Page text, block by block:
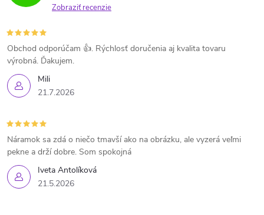
Zobraziť recenzie
Mili
21.7.2026
Obchod odporúčam 👍. Rýchlosť doručenia aj kvalita tovaru
výrobná. Ďakujem.
Iveta Antolíková
21.5.2026
Náramok sa zdá o niečo tmavší ako na obrázku, ale vyzerá veľmi
pekne a drží dobre. Som spokojná